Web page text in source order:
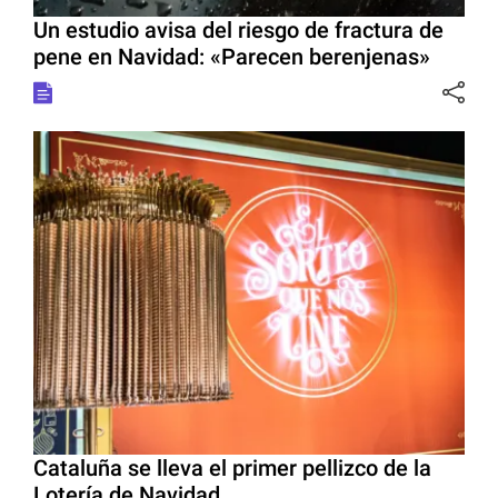
Un estudio avisa del riesgo de fractura de
pene en Navidad: «Parecen berenjenas»
Cataluña se lleva el primer pellizco de la